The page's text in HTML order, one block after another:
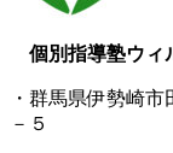
個別指導塾ウィ
・群馬県伊勢崎
－５